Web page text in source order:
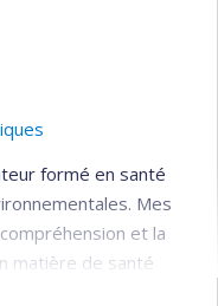
formé en santé
Mes
et la
matière de santé
et